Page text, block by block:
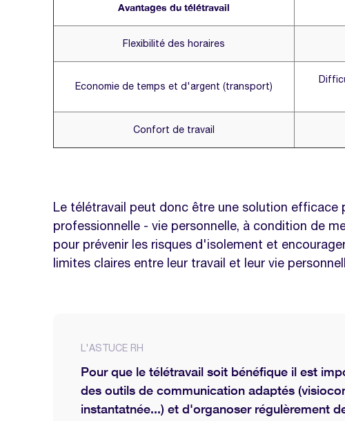
Avantages du télétravail
Flexibilité des horaires
Economie de temps et d'argent (transport)
Confort de travail
Le télétravail peut donc être une solution efficace
professionnelle - vie personnelle, à condition de
pour prévenir les risques d'isolement et
limites claires entre leur travail et leur vie
L'ASTUCE RH
Pour que le télétravail soit bénéfique il est
des outils de communication adaptés
instantatnée...) et d'organoser régulèrement